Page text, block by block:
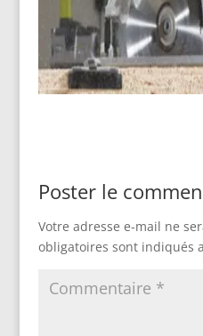
Poster le
Votre adresse e-mail ne
obligatoires sont indiqués